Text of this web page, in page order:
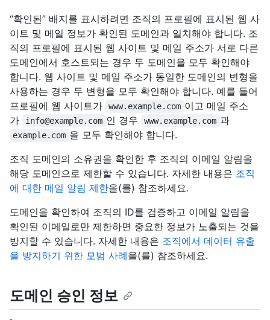
“확인된” 배지를 표시하려면 조직의 프로필에 표시된 웹 사
이트 및 메일 정보가 확인된 도메인과 일치해야 합니다. 조
직의 프로필에 표시된 웹 사이트 및 메일 주소가 서로 다른
도메인에서 호스트되는 경우 두 도메인을 모두 확인해야
합니다. 웹 사이트 및 메일 주소가 동일한 도메인의 변형을
사용하는 경우 두 변형을 모두 확인해야 합니다. 예를 들어
프로필에 웹 사이트가
www.example.com 이고 메일 주소
가
info@example.com 인 경우 www.example.com 과
example.com 을 모두 확인해야 합니다.
조직 도메인의 소유권을 확인한 후 조직의 이메일 알림을
해당 도메인으로 제한할 수 있습니다. 자세한 내용은 조직
에 대한 메일 알림 제한을(를) 참조하세요.
도메인을 확인하여 조직의 ID를 검증하고 이메일 알림을
확인된 이메일로만 제한하면 중요한 정보가 노출되는 것을
방지할 수 있습니다. 자세한 내용은 조직에서 데이터 유출
을 방지하기 위한 모범 사례을(를) 참조하세요.
도메인 승인 정보